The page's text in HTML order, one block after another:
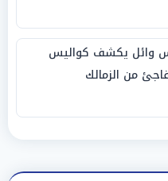
وائل يكشف كواليس
من الزمالك